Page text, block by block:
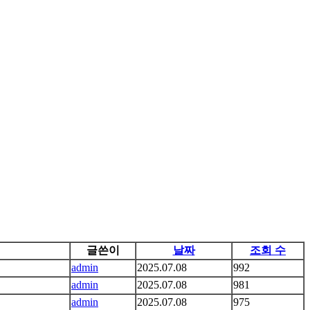
글쓴이 날짜
조회 수
admin 2025.07.08
992
admin 2025.07.08
981
admin 2025.07.08 975